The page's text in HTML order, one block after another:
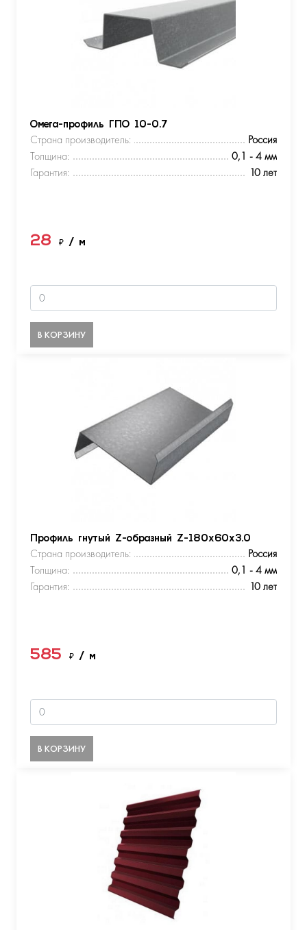
Омега-профиль ГПО 10-0.7
Страна производитель:
Россия
Толщина:
0,1 - 4 мм
Гарантия:
10 лет
28 ₽ / м
В КОРЗИНУ
Профиль гнутый Z-образный Z-180х60х3.0
Страна производитель:
Россия
Толщина:
0,1 - 4 мм
Гарантия:
10 лет
585 ₽ / м
В КОРЗИНУ